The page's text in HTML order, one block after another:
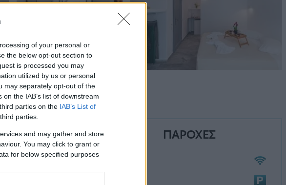
of your personal or
the below opt-out section to
is processed you may
utilized by us or personal
may separately opt-out of the
the IAB’s list of downstream
parties on the IAB’s List of
parties.
and may gather and store
You may click to grant or
for below specified purposes
οποίο
δρόμο.
ενώ
ΠΑΡΟΧΕΣ